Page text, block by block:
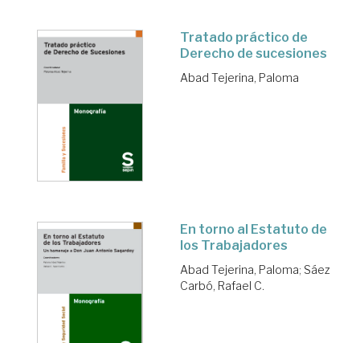
Tratado práctico de
Derecho de sucesiones
Abad Tejerina, Paloma
En torno al Estatuto de
los Trabajadores
Abad Tejerina, Paloma; Sáez
Carbó, Rafael C.